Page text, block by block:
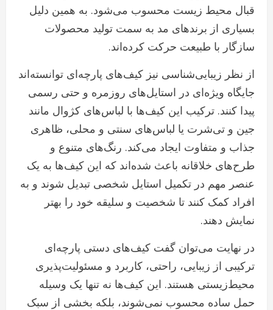
قبال محیط زیست محسوب می‌شود. به همین دلیل
بسیاری از برندهای مد به سمت تولید محصولات
سازگار با طبیعت حرکت کرده‌اند.
از نظر زیبایی‌شناسی نیز کیف‌های پارچه‌ای توانسته‌اند
جایگاه ویژه‌ای در استایل‌های روزمره و حتی رسمی
پیدا کنند. ترکیب این کیف‌ها با لباس‌های کژوال مانند
جین و تی‌شرت یا لباس‌های سنتی و محلی، ظاهری
جذاب و متفاوت ایجاد می‌کند. رنگ‌های متنوع و
طرح‌های خلاقانه باعث شده‌اند که این کیف‌ها به یک
عنصر مهم در تکمیل استایل شخصی تبدیل شوند و به
افراد کمک کنند تا شخصیت و سلیقه خود را بهتر
نمایش دهند.
در نهایت می‌توان گفت کیف‌های دستی پارچه‌ای
ترکیبی از زیبایی، راحتی، کاربرد و مسئولیت‌پذیری
محیط‌زیستی هستند. این کیف‌ها نه تنها یک وسیله
حمل ساده محسوب نمی‌شوند، بلکه بخشی از سبک